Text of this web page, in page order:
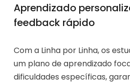
Aprendizado
feedback rápido
Com a Linha por Linha, os
um plano de aprendizado
dificuldades específicas,